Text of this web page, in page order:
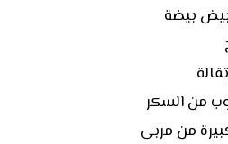
بيضة
من السكر
من مربى